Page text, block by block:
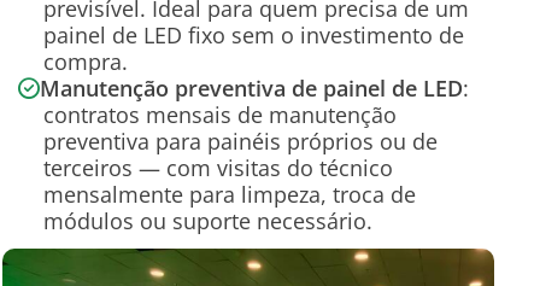
previsível. Ideal para quem precisa de um
painel de LED fixo sem o investimento de
compra.
Manutenção preventiva de painel de LED:
contratos mensais de manutenção
preventiva para painéis próprios ou de
terceiros — com visitas do técnico
mensalmente para limpeza, troca de
módulos ou suporte necessário.